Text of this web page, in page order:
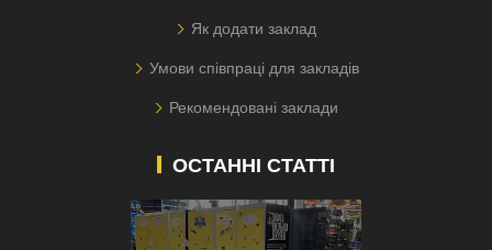
Як додати заклад
Умови співпраці для закладів
Рекомендовані заклади
ОСТАННІ СТАТТІ